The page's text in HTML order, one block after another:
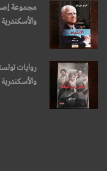
مجموعة
والأسكندرية
روايات
والأسكندرية